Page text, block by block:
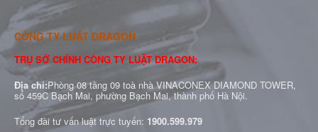
CÔNG TY LUẬT DRAGON
TRỤ SỞ CHÍNH CÔNG TY LUẬT DRAGON:
Địa chỉ:Phòng 08 tầng 09 toà nhà VINACONEX DIAMOND TOWER,
số 459C Bạch Mai, phường Bạch Mai, thành phố Hà Nội.
Tổng đài tư vấn luật trực tuyến: 1900.599.979